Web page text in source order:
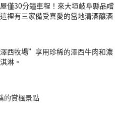
僅30分鐘車程！來大垣岐阜縣品嚐
裡有三家備受喜愛的當地清酒釀酒
西牧場”享用珍稀的澤西牛肉和濃
淋。
的賞楓景點